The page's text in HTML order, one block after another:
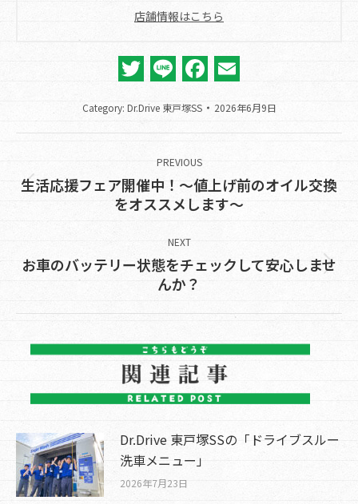
店舗情報はこちら
Twitter
LineFacebook
Category: Dr.Drive 東戸塚SS 2026年6月9日
navigation
PREVIOUS
Previous
post:
生活応援フェア開催中！～値上げ前のオイル交換
をオススメします～
NEXT
Next
post:
お車のバッテリー状態をチェックして安心しませ
んか？
Dr.Drive 東戸塚SSの「ドライブスルー
洗車メニュー」
2026年7月23日